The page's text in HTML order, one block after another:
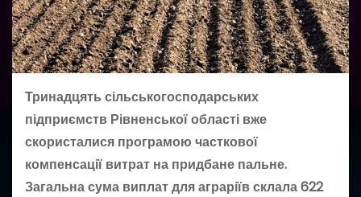
Тринадцять сільськогосподарських
підприємств Рівненської області вже
скористалися програмою часткової
компенсації витрат на придбане пальне.
Загальна сума виплат для аграріїв склала 622